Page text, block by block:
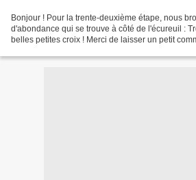
Bonjour ! Pour la trente-deuxième étape, nous
d'abondance qui se trouve à côté de l'écureuil :
belles petites croix ! Merci de laisser un petit